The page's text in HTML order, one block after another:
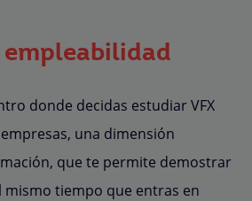
donde decidas estudiar VFX
una dimensión
que te permite demostrar
tiempo que entras en